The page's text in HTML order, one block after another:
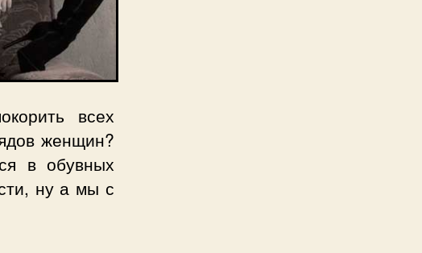
всех
женщин?
в обувных
ну а мы с